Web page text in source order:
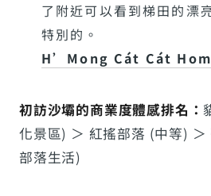
了附近可以看到梯田的漂
特別的。
H’Mong Cát Cát
初訪沙壩的商業度體感排名：
化景區) ＞ 紅搖部落 (中等)
部落生活)